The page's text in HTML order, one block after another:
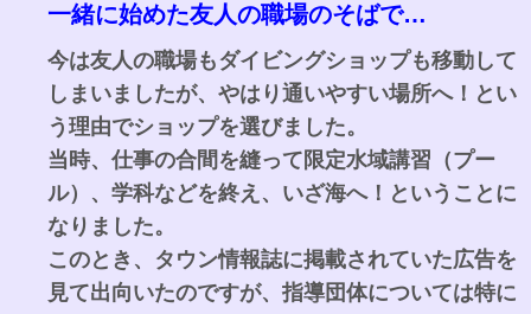
一緒に始めた友人の職場のそばで…
今は友人の職場もダイビングショップも移動して
しまいましたが、やはり通いやすい場所へ！とい
う理由でショップを選びました。
当時、仕事の合間を縫って限定水域講習（プー
ル）、学科などを終え、いざ海へ！ということに
なりました。
このとき、タウン情報誌に掲載されていた広告を
見て出向いたのですが、指導団体については特に